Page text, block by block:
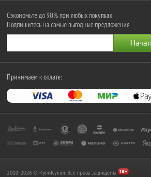
Сэкономьте до 90% при любых покупках
Подпишитесь на самые выгодные предложения
Принимаем к оплате:
2010-2026 © КупиКупон. Все права защищены.